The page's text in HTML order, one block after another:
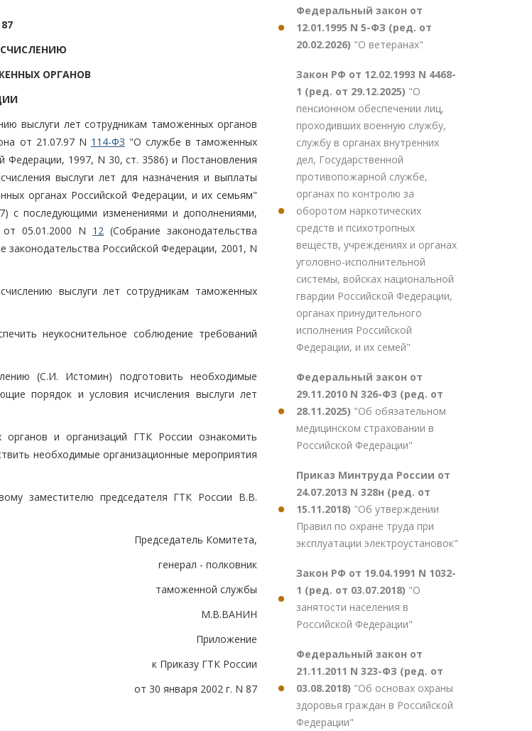
ОРГАНОВ
выслуги лет сотрудникам таможенных органов
от 21.07.97 N 114-ФЗ "О службе в таможенных
Федерации, 1997, N 30, ст. 3586) и Постановления
выслуги лет для назначения и выплаты
органах Российской Федерации, и их семьям"
с последующими изменениями и дополнениями,
05.01.2000 N 12(Собрание законодательства
законодательства Российской Федерации, 2001, N
выслуги лет сотрудникам таможенных
неукоснительное соблюдение требований
(С.И. Истомин) подготовить необходимые
порядок и условия исчисления выслуги лет
и организаций ГТК России ознакомить
необходимые организационные мероприятия
заместителю председателя ГТК России В.В.
Председатель Комитета,
генерал - полковник
таможенной службы
М.В.ВАНИН
Приложение
к Приказу ГТК России
от 30 января 2002 г. N 87
Федеральный закон от
12.01.1995 N 5-ФЗ (ред. от
20.02.2026) "О ветеранах"
Закон РФ от 12.02.1993 N 4468-
1 (ред. от 29.12.2025) "О
пенсионном обеспечении лиц,
проходивших военную службу,
службу в органах внутренних
дел, Государственной
противопожарной службе,
органах по контролю за
оборотом наркотических
средств и психотропных
веществ, учреждениях и органах
уголовно-исполнительной
системы, войсках национальной
гвардии Российской Федерации,
органах принудительного
исполнения Российской
Федерации, и их семей"
Федеральный закон от
29.11.2010 N 326-ФЗ (ред. от
28.11.2025) "Об обязательном
медицинском страховании в
Российской Федерации"
Приказ Минтруда России от
24.07.2013 N 328н (ред. от
15.11.2018) "Об утверждении
Правил по охране труда при
эксплуатации электроустановок"
Закон РФ от 19.04.1991 N 1032-
1 (ред. от 03.07.2018) "О
занятости населения в
Российской Федерации"
Федеральный закон от
21.11.2011 N 323-ФЗ (ред. от
03.08.2018) "Об основах охраны
здоровья граждан в Российской
Федерации"